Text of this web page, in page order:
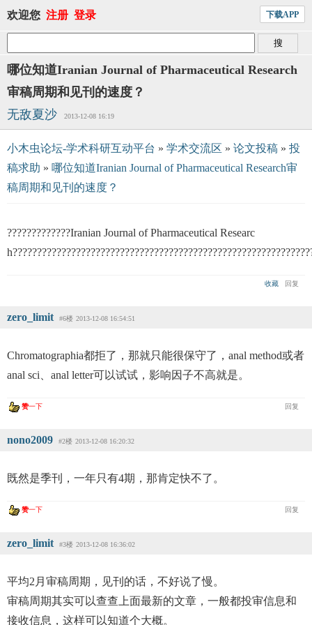
欢迎您 注册 登录 下载APP
哪位知道Iranian Journal of Pharmaceutical Research
审稿周期和见刊的速度？
无敌夏沙
2013-12-08 16:19
小木虫论坛-学术科研互动平台 » 学术交流区 » 论文投稿 » 投
稿求助 » 哪位知道Iranian Journal of Pharmaceutical Research审
稿周期和见刊的速度？
?????????????Iranian Journal of Pharmaceutical Researc
收藏 回复
zero_limit #6楼 2013-12-08 16:54:51
Chromatographia都拒了，那就只能很保守了，anal method或者
anal sci、anal letter可以试试，影响因子不高就是。
赞一下 回复
nono2009 #2楼 2013-12-08 16:20:32
既然是季刊，一年只有4期，那肯定快不了。
赞一下 回复
zero_limit #3楼 2013-12-08 16:36:02
平均2月审稿周期，见刊的话，不好说了慢。
审稿周期其实可以查查上面最新的文章，一般都投审信息和
接收信息，这样可以知道个大概。